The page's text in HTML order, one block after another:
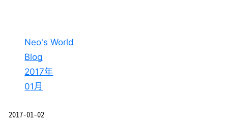
Neo's World
Blog
2017年
01月
2017-01-02